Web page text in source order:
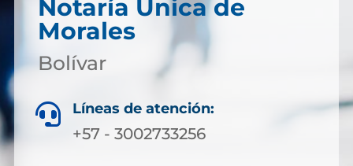
Notaría Única de
Morales
Bolívar
 Líneas de atención:
+57 - 3002733256